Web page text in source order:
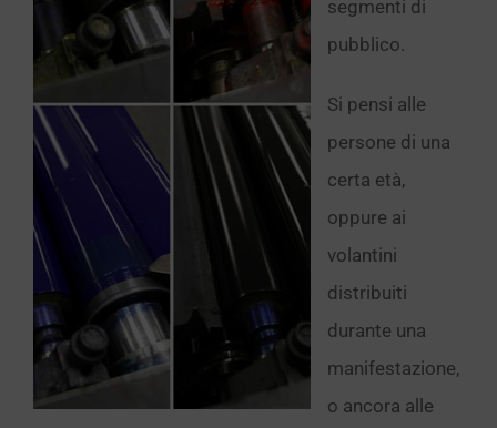
segmenti di
pubblico.
Si pensi alle
persone di una
certa età,
oppure ai
volantini
distribuiti
durante una
manifestazione,
o ancora alle